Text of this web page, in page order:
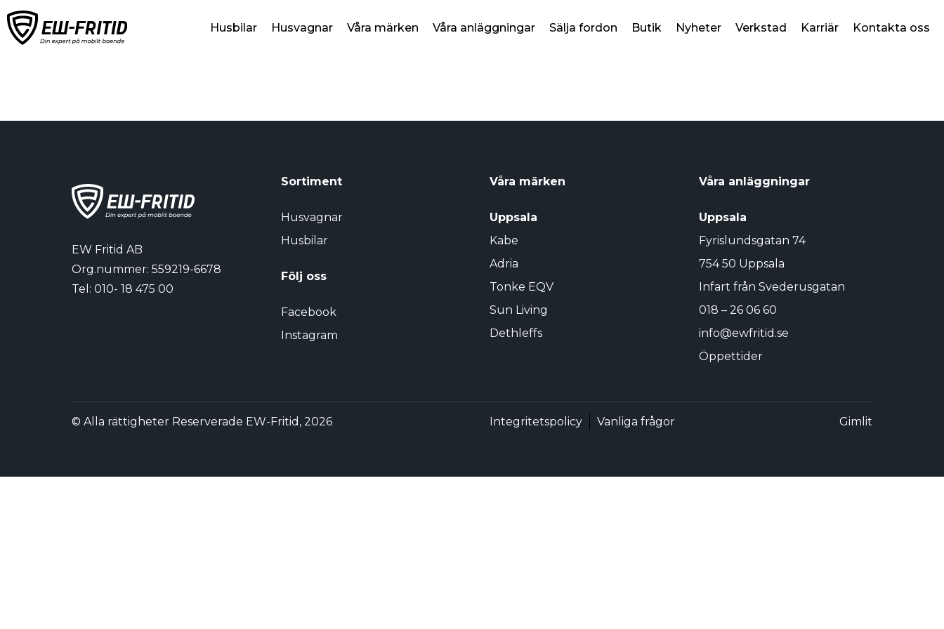
Husbilar Husvagnar Våra märken Våra anläggningar Sälja fordon Butik Nyheter Verkstad Karriär Kontakta oss
EW Fritid AB
Org.nummer: 559219-6678
Tel: 010- 18 475 00
Sortiment
Husvagnar
Husbilar
Följ oss
Facebook
Instagram
Våra märken
Uppsala
Kabe
Adria
Tonke EQV
Sun Living
Dethleffs
Våra anläggningar
Uppsala
Fyrislundsgatan 74
754 50 Uppsala
Infart från Svederusgatan
018 – 26 06 60
info@ewfritid.se
Öppettider
© Alla rättigheter Reserverade EW-Fritid, 2026 Integritetspolicy Vanliga frågor Gimlit